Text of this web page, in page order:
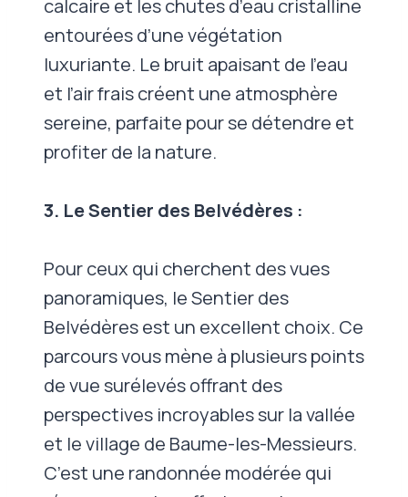
calcaire et les chutes d’eau cristalline
entourées d’une végétation
luxuriante. Le bruit apaisant de l’eau
et l’air frais créent une atmosphère
sereine, parfaite pour se détendre et
profiter de la nature.
3. Le Sentier des Belvédères :
Pour ceux qui cherchent des vues
panoramiques, le Sentier des
Belvédères est un excellent choix. Ce
parcours vous mène à plusieurs points
de vue surélevés offrant des
perspectives incroyables sur la vallée
et le village de Baume-les-Messieurs.
C’est une randonnée modérée qui